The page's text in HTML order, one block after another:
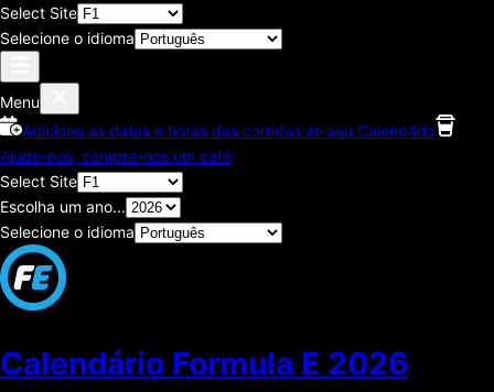
Select Site
Selecione o idioma
Menu
Adicione as datas e horas das corridas ao seu Calendário
Ajude-nos, compre-nos um café
Select Site
Escolha um ano...
Selecione o idioma
Calendário Formula E 2026